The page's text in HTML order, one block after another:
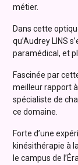
métier.
Dans cette
qu’Audrey LINS
paramédical, et
Fascinée par
meilleur rapport
spécialiste de
ce domaine.
Forte d’une
kinésithérapie à
le campus de